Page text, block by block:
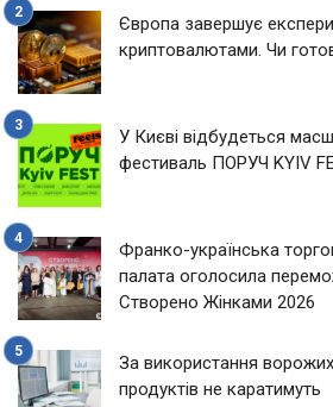
Європа завершує
криптовалютами. Чи
У Києві відбудеться
фестиваль ПОРУЧ KYIV
Франко-українська
палата оголосила
Створено Жінками 2026
За використання
продуктів не каратимуть